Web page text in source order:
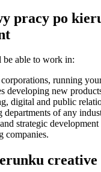
pracy po
be able to work in:
running
developing new
digital and public
departments of any
strategic development
companies.
creative